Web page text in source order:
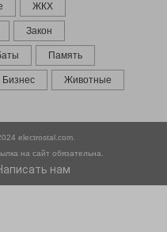
ЖКХ
Закон
Память
Бизнес Животные
electrostal.com.
на сайт обязательна.
нам